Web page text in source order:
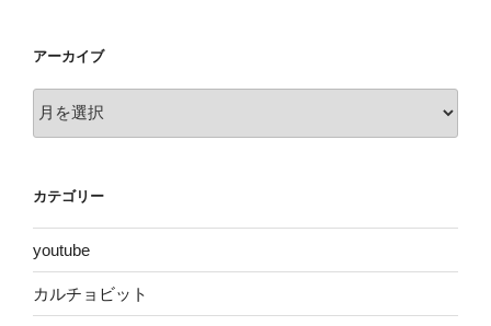
アーカイブ
ー
ブ
カテゴリー
youtube
カルチョビット